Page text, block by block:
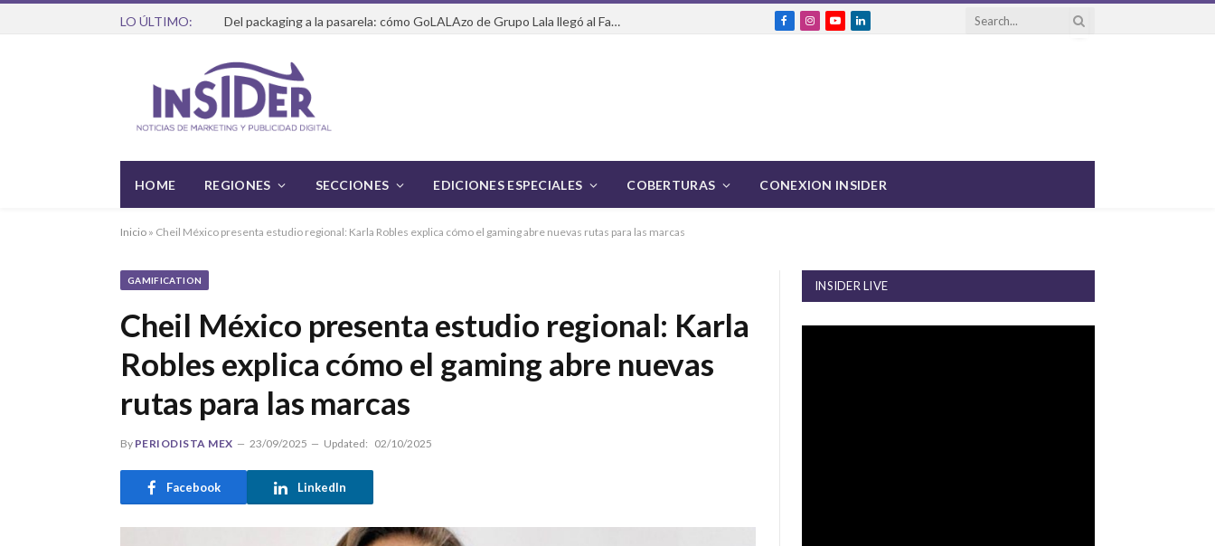
LO ÚLTIMO: Del packaging a la pasarela: cómo GoLALAzo de Grupo Lala llegó al Fashion Week de México
FacebookInstagram
YouTubeLinkedIn
HOME REGIONES SECCIONES EDICIONES ESPECIALES COBERTURAS CONEXION INSIDER
Inicio » Cheil México presenta estudio regional: Karla Robles explica cómo el gaming abre nuevas rutas para las marcas
GAMIFICATION
Cheil México presenta estudio regional: Karla
Robles explica cómo el gaming abre nuevas
rutas para las marcas
By PERIODISTA MEX 23/09/2025 Updated: 02/10/2025
Facebook LinkedIn
INSIDER LIVE